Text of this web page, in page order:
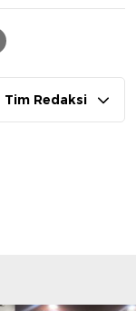
Tim Redaksi